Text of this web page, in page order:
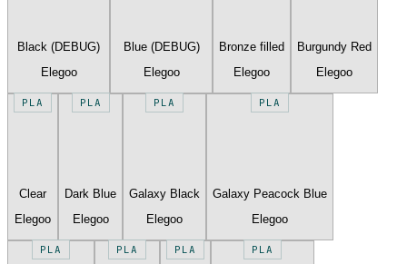
Black (DEBUG)
Elegoo
Blue (DEBUG)
Elegoo
Bronze filled
Elegoo
Burgundy Red
Elegoo
PLA
Clear
Elegoo
PLA
Dark Blue
Elegoo
PLA
Galaxy Black
Elegoo
PLA
Galaxy Peacock Blue
Elegoo
PLA PLA PLA PLA